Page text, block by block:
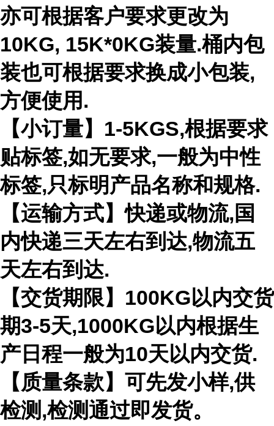
亦可根据客户要求更改为
10KG, 15K*0KG装量.桶内包
装也可根据要求换成小包装,
方便使用.
【小订量】1-5KGS,根据要求
贴标签,如无要求,一般为中性
标签,只标明产品名称和规格.
【运输方式】快递或物流,国
内快递三天左右到达,物流五
天左右到达.
【交货期限】100KG以内交货
期3-5天,1000KG以内根据生
产日程一般为10天以内交货.
【质量条款】可先发小样,供
检测,检测通过即发货。